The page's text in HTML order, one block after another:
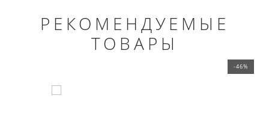
РЕКОМЕНДУЕМЫЕ
ТОВАРЫ
-46%